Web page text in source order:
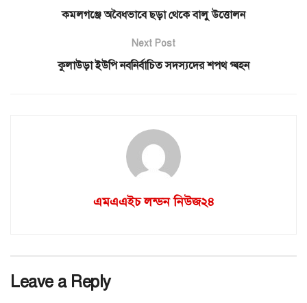
কমলগঞ্জে অবৈধভাবে ছড়া থেকে বালু উত্তোলন
Next Post
কুলাউড়া ইউপি নবনির্বাচিত সদস্যদের শপথ গ্ৰহন
এমএএইচ লন্ডন নিউজ২৪
Leave a Reply